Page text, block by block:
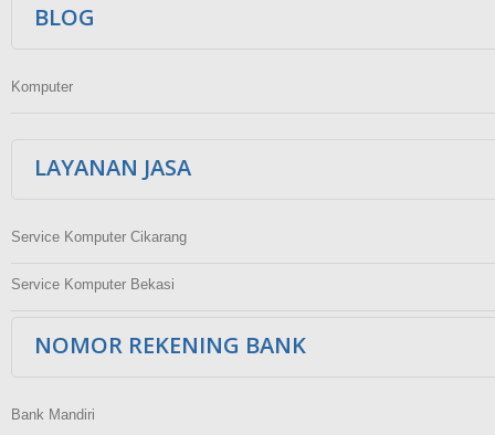
BLOG
Komputer
LAYANAN JASA
Service Komputer Cikarang
Service Komputer Bekasi
NOMOR REKENING BANK
Bank Mandiri